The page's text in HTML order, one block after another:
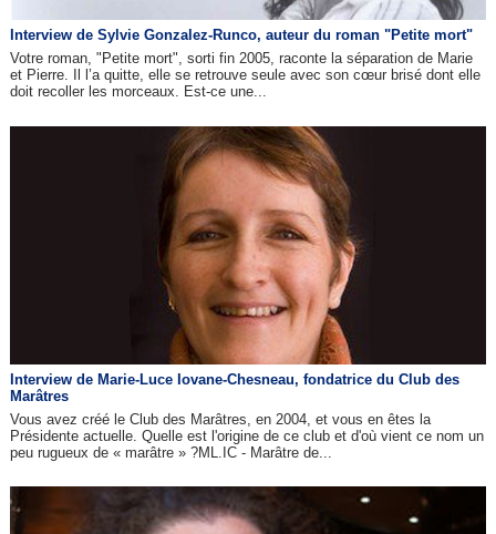
Interview de Sylvie Gonzalez-Runco, auteur du roman "Petite mort"
Votre roman, "Petite mort", sorti fin 2005, raconte la séparation de Marie
et Pierre. Il l’a quitte, elle se retrouve seule avec son cœur brisé dont elle
doit recoller les morceaux. Est-ce une...
Interview de Marie-Luce Iovane-Chesneau, fondatrice du Club des
Marâtres
Vous avez créé le Club des Marâtres, en 2004, et vous en êtes la
Présidente actuelle. Quelle est l'origine de ce club et d'où vient ce nom un
peu rugueux de « marâtre » ?ML.IC - Marâtre de...